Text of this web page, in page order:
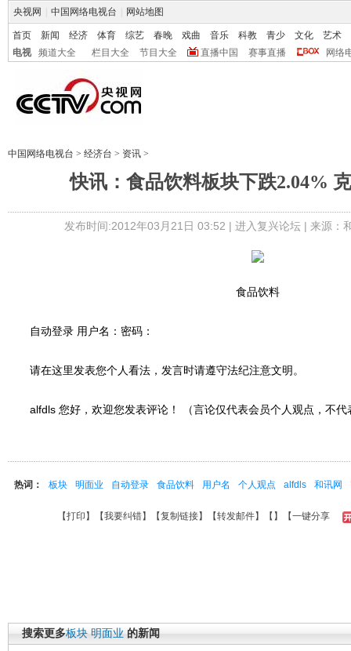
央视网 中国网络电视台 网站地图
首页 新闻 经济 体育 综艺 春晚 戏曲 音乐 科教 青少 文化
艺术
电视
频道大全 栏目大全 节目大全 直播中国 赛事直播 网络
中国网络电视台 > 经济台 > 资讯 >
快讯：食品饮料板块下跌2.04%
发布时间:2012年03月21日 03:52 | 进入复兴论坛| 来源：
食品饮料
自动登录 用户名：密码：
请在这里发表您个人看法，发言时请遵守法纪注意文明。
alfdls 您好，欢迎您发表评论！ （言论仅代表会员个人观点，不代
热词： 板块 明面业 自动登录 食品饮料 用户名 个人观点 alfdls 和讯网
【打印 】【我要纠错】【复制链接】【转发邮件】【 】 【一键分享
搜索更多板块 明面业 的新闻